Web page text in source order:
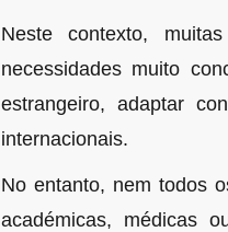
Neste contexto,
necessidades muito
estrangeiro, adaptar
internacionais.
No entanto, nem todos
académicas, médicas